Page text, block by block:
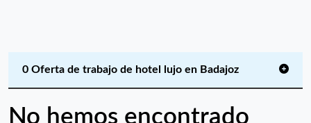
0 Oferta de trabajo de hotel lujo en Badajoz
No hemos encontrado